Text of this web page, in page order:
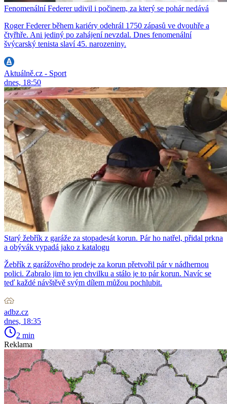
Fenomenální Federer udivil i počinem, za který se pohár nedává
Roger Federer během kariéry odehrál 1750 zápasů ve dvouhře a
čtyřhře. Ani jediný po zahájení nevzdal. Dnes fenomenální
švýcarský tenista slaví 45. narozeniny.
Aktuálně.cz - Sport
dnes, 18:50
Starý žebřík z garáže za stopadesát korun. Pár ho natřel, přidal prkna
a obývák vypadá jako z katalogu
Žebřík z garážového prodeje za korun přetvořil pár v nádhernou
polici. Zabralo jim to jen chvilku a stálo je to pár korun. Navíc se
teď každé návštěvě svým dílem můžou pochlubit.
adbz.cz
dnes, 18:35
2 min
Reklama